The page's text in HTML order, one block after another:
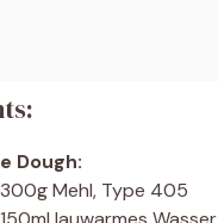
Dough:
300g Mehl, Type 405